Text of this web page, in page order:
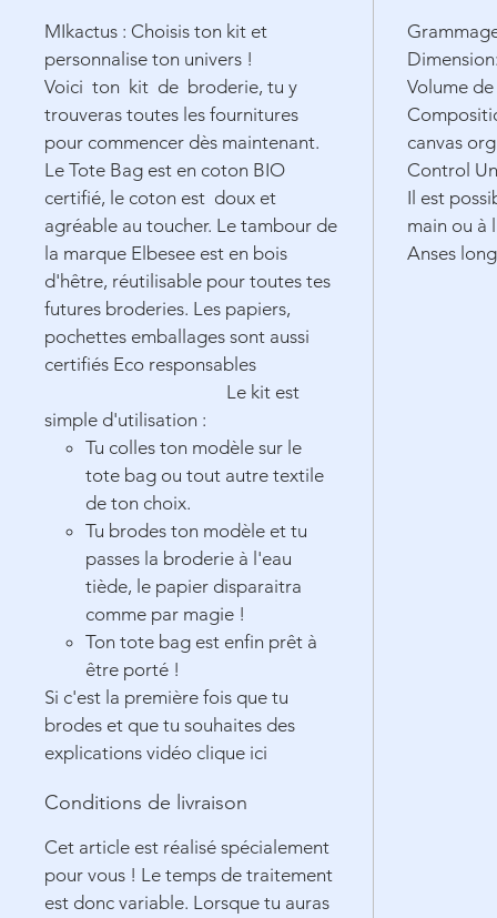
MIkactus : Choisis ton kit et
personnalise ton univers !
Voici ton kit de broderie, tu y
trouveras toutes les fournitures
pour commencer dès maintenant.
Le Tote Bag est en coton BIO
certifié, le coton est doux et
agréable au toucher. Le tambour de
la marque Elbesee est en bois
d'hêtre, réutilisable pour toutes tes
futures broderies. Les papiers,
pochettes emballages sont aussi
certifiés Eco responsables
Le kit est
simple d'utilisation :
Tu colles ton modèle sur le
tote bag ou tout autre textile
de ton choix.
Tu brodes ton modèle et tu
passes la broderie à l'eau
tiède, le papier disparaitra
comme par magie !
Ton tote bag est enfin prêt à
être porté !
Si c'est la première fois que tu
brodes et que tu souhaites des
explications vidéo clique ici
Volume
canvas
Control
Il est
main ou à
Anses
Conditions de livraison
Cet article est réalisé spécialement
pour vous ! Le temps de traitement
est donc variable. Lorsque tu auras